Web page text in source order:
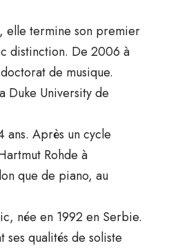
elle termine son premier
distinction. De 2006 à
de musique.
Duke University de
Après un cycle
Rohde à
que de piano, au
née en 1992 en Serbie.
qualités de soliste